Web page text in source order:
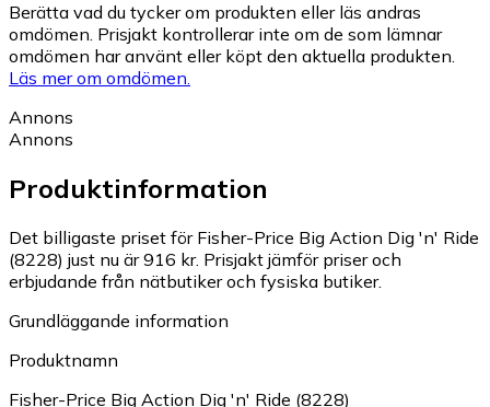
Berätta vad du tycker om produkten eller läs andras
omdömen. Prisjakt kontrollerar inte om de som lämnar
omdömen har använt eller köpt den aktuella produkten.
Läs mer om omdömen.
Annons
Annons
Produktinformation
Det billigaste priset för Fisher-Price Big Action Dig 'n' Ride
(8228) just nu är 916 kr. Prisjakt jämför priser och
erbjudande från nätbutiker och fysiska butiker.
Grundläggande information
Produktnamn
Fisher-Price Big Action Dig 'n' Ride (8228)